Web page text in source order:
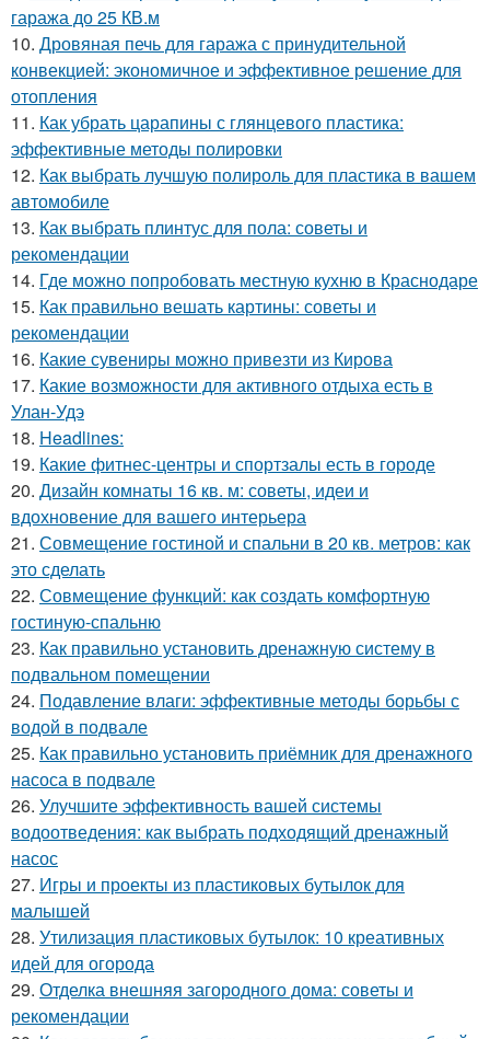
гаража до 25 КВ.м
10. Дровяная печь для гаража с принудительной
конвекцией: экономичное и эффективное решение для
отопления
11. Как убрать царапины с глянцевого пластика:
эффективные методы полировки
12. Как выбрать лучшую полироль для пластика в вашем
автомобиле
13. Как выбрать плинтус для пола: советы и
рекомендации
14. Где можно попробовать местную кухню в Краснодаре
15. Как правильно вешать картины: советы и
рекомендации
16. Какие сувениры можно привезти из Кирова
17. Какие возможности для активного отдыха есть в
Улан-Удэ
18. Headlines:
19. Какие фитнес-центры и спортзалы есть в городе
20. Дизайн комнаты 16 кв. м: советы, идеи и
вдохновение для вашего интерьера
21. Совмещение гостиной и спальни в 20 кв. метров: как
это сделать
22. Совмещение функций: как создать комфортную
гостиную-спальню
23. Как правильно установить дренажную систему в
подвальном помещении
24. Подавление влаги: эффективные методы борьбы с
водой в подвале
25. Как правильно установить приёмник для дренажного
насоса в подвале
26. Улучшите эффективность вашей системы
водоотведения: как выбрать подходящий дренажный
насос
27. Игры и проекты из пластиковых бутылок для
малышей
28. Утилизация пластиковых бутылок: 10 креативных
идей для огорода
29. Отделка внешняя загородного дома: советы и
рекомендации